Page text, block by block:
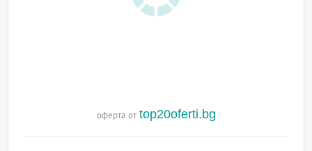
оферта от top20oferti.bg